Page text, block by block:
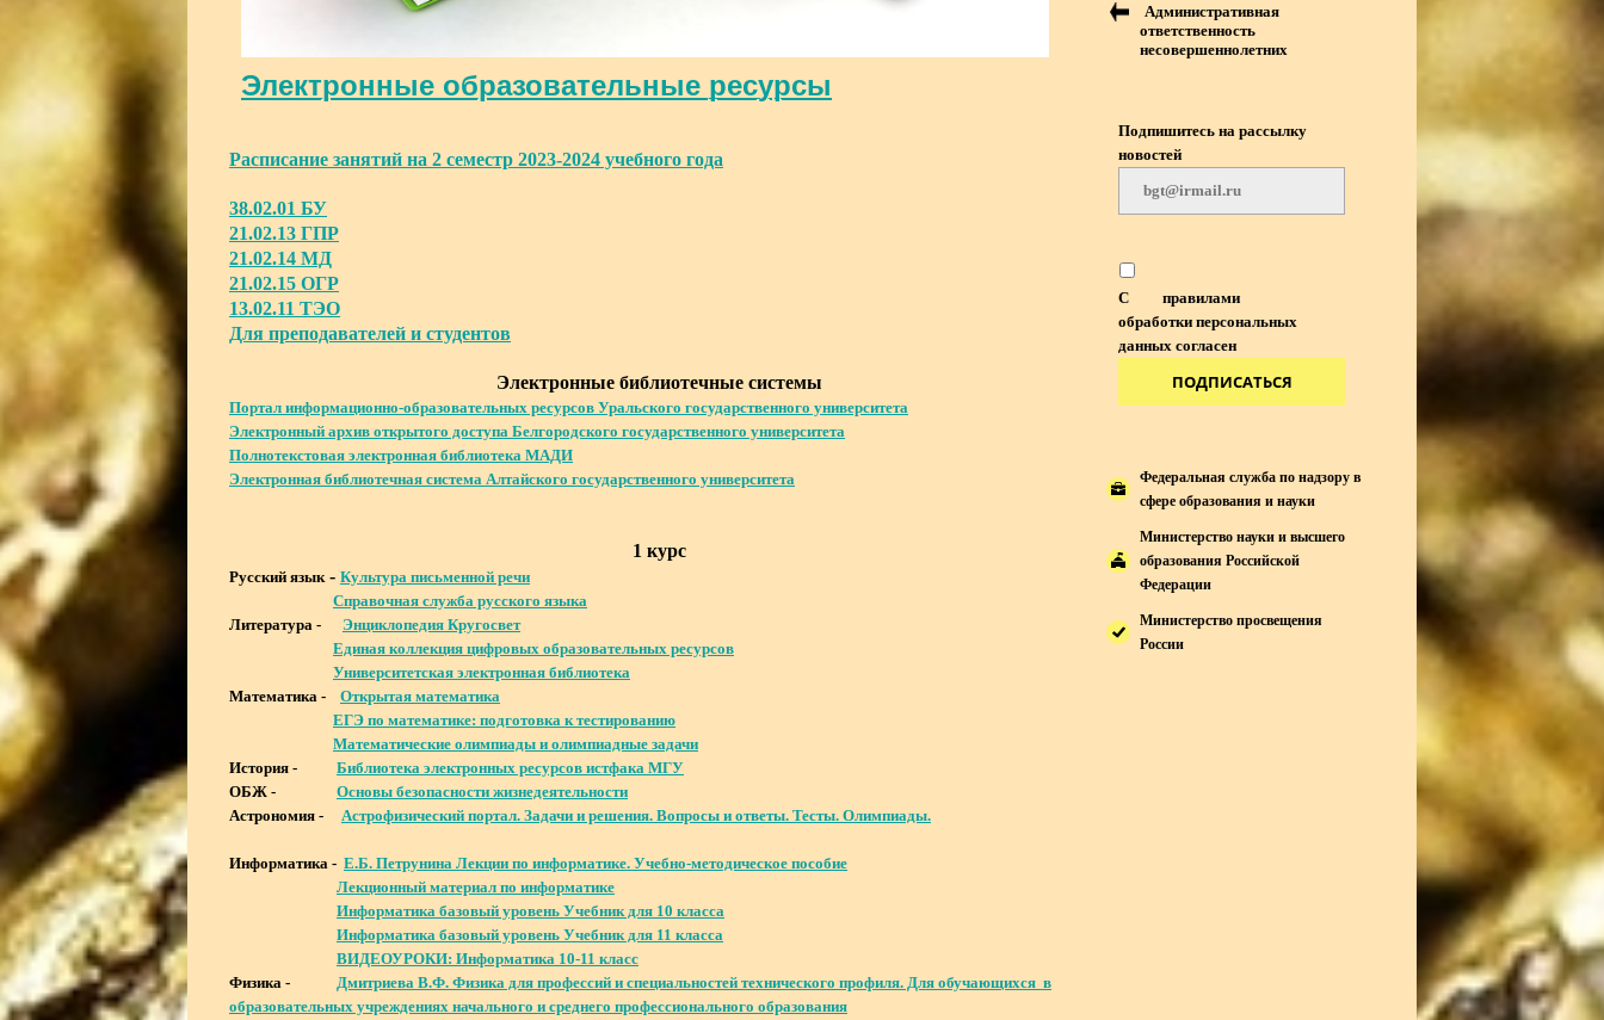
Электронные образовательные ресурсы
Расписание занятий на 2 семестр 2023-2024 учебного года
38.02.01 БУ
21.02.13 ГПР
21.02.14 МД
21.02.15 ОГР
13.02.11 ТЭО
Для преподавателей и студентов
Электронные библиотечные системы
Портал информационно-образовательных ресурсов Уральского государственного университета
Электронный архив открытого доступа Белгородского государственного университета
Полнотекстовая электронная библиотека МАДИ
Электронная библиотечная система Алтайского государственного университета
1 курс
Русский язык- Культура письменной речи
Справочная служба русского языка
Литература - Энциклопедия Кругосвет
Единая коллекция цифровых образовательных ресурсов
Университетская электронная библиотека
Математика - Открытая математика
ЕГЭ по математике: подготовка к тестированию
Математические олимпиады и олимпиадные задачи
История - Библиотека электронных ресурсов истфака МГУ
ОБЖ - Основы безопасности жизнедеятельности
Астрономия - Астрофизический портал. Задачи и решения. Вопросы и ответы. Тесты. Олимпиады.
Информатика - Е.Б. Петрунина Лекции по информатике. Учебно-методическое пособие
Лекционный материал по информатике
Информатика базовый уровень Учебник для 10 класса
Информатика базовый уровень Учебник для 11 класса
ВИДЕОУРОКИ: Информатика 10-11 класс
Физика - Дмитриева В.Ф. Физика для профессий и специальностей технического профиля. Для обучающихся в
образовательных учреждениях начального и среднего профессионального образования
Административная
ответственность
несовершеннолетних
Подпишитесь на рассылку
новостей
С
правилами
обработки персональных
данных согласен
ПОДПИСАТЬСЯ
Федеральная служба по надзору в
сфере образования и науки
Министерство науки и высшего
образования Российской
Федерации
Министерство просвещения
России